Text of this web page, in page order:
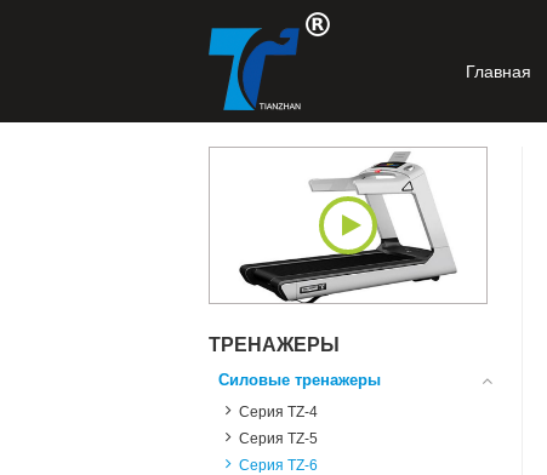
Главная
ТРЕНАЖЕРЫ
Силовые тренажеры
Серия TZ-4
Серия TZ-5
Серия TZ-6